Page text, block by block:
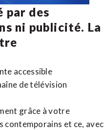
par des
ni publicité. La
accessible
de télévision
grâce à votre
contemporains et ce, avec